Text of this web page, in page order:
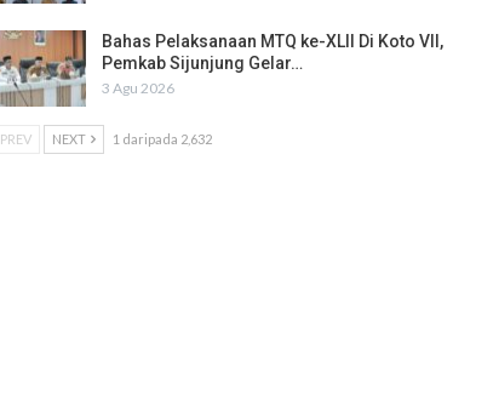
Bahas Pelaksanaan MTQ ke-XLII Di Koto VII,
Pemkab Sijunjung Gelar…
3 Agu 2026
PREV NEXT 1 daripada 2,632